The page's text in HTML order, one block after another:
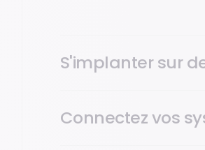
S'implanter sur
Connectez vos